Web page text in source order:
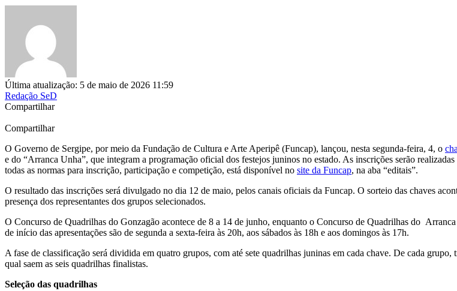
Última atualização: 5 de maio de 2026 11:59
Redação SeD
Compartilhar
Compartilhar
O Governo de Sergipe, por meio da Fundação de Cultura e Arte Aperipê (Funcap), lançou, nesta segunda-feira, 4, o
e do “Arranca Unha”, que integram a programação oficial dos festejos juninos no estado. As inscrições serão
todas as normas para inscrição, participação e competição, está disponível no site da Funcap, na aba “editais”.
O resultado das inscrições será divulgado no dia 12 de maio, pelos canais oficiais da Funcap. O sorteio das chaves
presença dos representantes dos grupos selecionados.
O Concurso de Quadrilhas do Gonzagão acontece de 8 a 14 de junho, enquanto o Concurso de Quadrilhas do
de início das apresentações são de segunda a sexta-feira às 20h, aos sábados às 18h e aos domingos às 17h.
A fase de classificação será dividida em quatro grupos, com até sete quadrilhas juninas em cada chave. De cada
qual saem as seis quadrilhas finalistas.
Seleção das quadrilhas